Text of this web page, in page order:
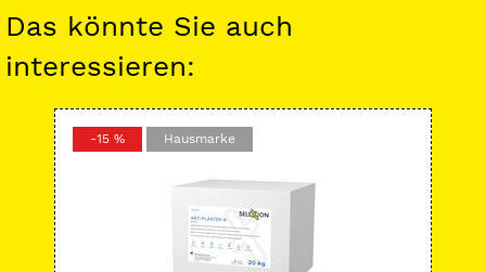
Das könnte Sie auch
interessieren:
-15 % Hausmarke